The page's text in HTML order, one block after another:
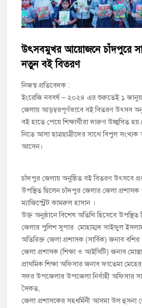
চাঁদপুর পৌর বিএনপির উপদেষ্টা মন্ডলীসহ ১০১
কমিটি অনুমোদন
হাইমচরের হালিম চত্বরের দোকান উচ্ছেদ, ১০
মঞ্চে নয়, নেতাকর্মীদের সারিতে বসে মতবিনিময়
এহসানুল হক মিলন
চাঁদপুর জেলা বিএনপির সিনিয়র সহ-সভাপতি
মৃত্যুতে স্মরণ সভা ও দোয়া মাহফিল
চাঁদপুর পৌরসভার ২০৫ কোটি টাকার
উৎসবমুখর আয়োজনে চাঁদপুরে
নতুন বই বিতরণ
নিজস্ব প্রতিবেদক :
ইংরেজি নববর্ষ – ২০২৪ এর শুরুতেই ১
জেলায় আড়ম্বরপূর্ণভাবে বই বিতরণ উৎসব
বই হাতে পেয়ে শিক্ষার্থীরা দারুণ উচ্ছ্বসিত হয়।
নিতে আসা ছাত্রছাত্রীদের সাথে বিপুল
আসেন।
চাঁদপুর জেলায় অনুষ্ঠিত বই বিতরণ উৎসবে
উপস্থিত ছিলেন চাঁদপুর জেলার জেলা প্রশাসক
ম্যাজিস্ট্রেট কামরুল হাসান ।
উক্ত অনুষ্ঠানে বিশেষ অতিথি হিসেবে
জেলার পুলিশ সুপার মোহাম্মদ সাইফুল
অতিরিক্ত জেলা প্রশাসক (সার্বিক) জনাব
জেলা প্রশাসক (শিক্ষা ও আইসিটি) জনাব
প্রাথমিক শিক্ষা অফিসার জনাব ফাতেমা
সদর উপজেলার উপজেলা নির্বাহী অফিসার
সৈকত,
জেলা প্রশাসকের সহধর্মিনী আসমা উল হুসনা